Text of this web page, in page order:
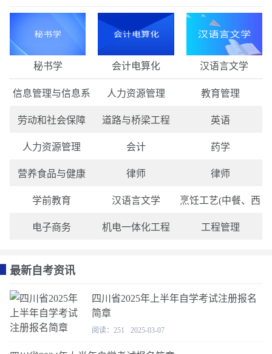
秘书学 会计电算化 汉语言文学
信息管理与信息系 人力资源管理 教育管理
劳动和社会保障 道路与桥梁工程 英语
人力资源管理 会计 药学
营养食品与健康 律师 律师
学前教育 汉语言文学 烹饪工艺(中餐、西
电子商务 机电一体化工程 工程管理
最新自考资讯
四川省2025年上半年自学考试注册报名
简章
阅读：251 2025-03-07